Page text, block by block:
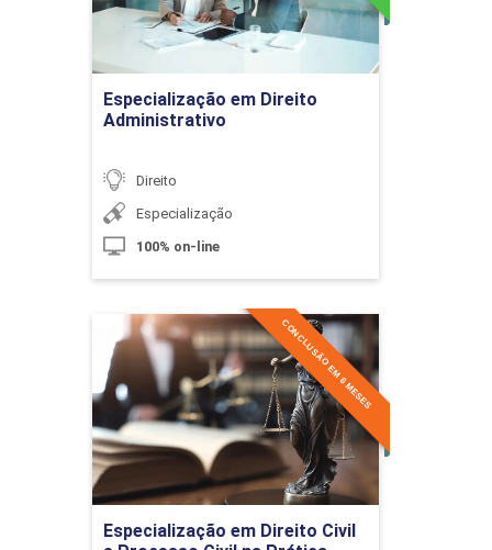
10h
10h
Esponsais
10h
Especialização em Direito
Administrativo
Direito
Especialização
100% on-line
Especialização em Direito Civil
CONCLUSÃO EM 6 MESES
Especialização em Direito
Civil e Processo Civil na
Prática Forense
Detalhes do curso